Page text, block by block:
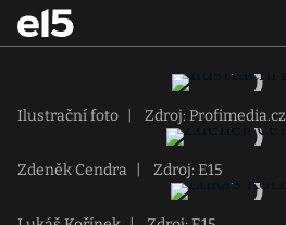
Ilustrační foto Zdroj: Profimedia.cz
Zdeněk Cendra Zdroj: E15